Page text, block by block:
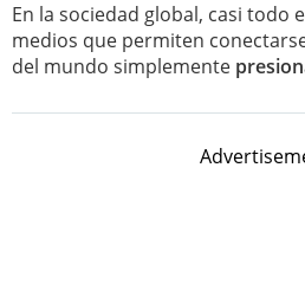
En la sociedad global, casi todo
medios que permiten
del mundo simplemente